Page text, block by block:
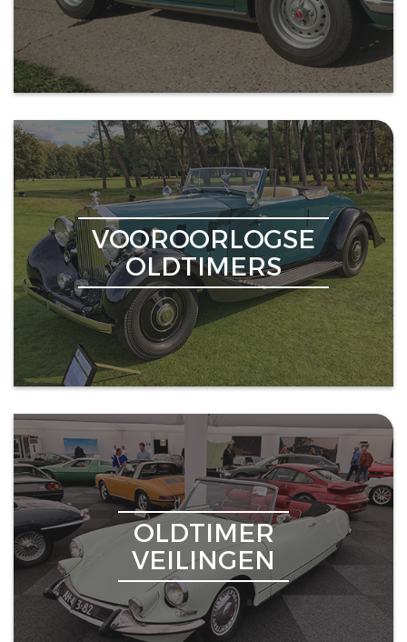
VOOROORLOGSE
OLDTIMERS
OLDTIMER
VEILINGEN